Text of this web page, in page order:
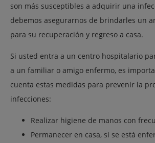
son más susceptibles a adquirir una
debemos asegurarnos de brindarles un
para su recuperación y regreso a casa.
Si usted entra a un centro hospitalario
a un familiar o amigo enfermo, es
cuenta estas medidas para prevenir la
infecciones:
Realizar higiene de manos con
Permanecer en casa, si se está